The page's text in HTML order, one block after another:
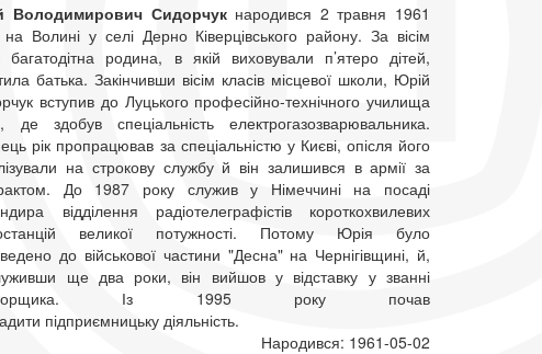
Володимирович Сидорчукнародився 2 травня 1961
на Волині у селі Дерно Ківерцівського району. За вісім
багатодітна родина, в якій виховували п’ятеро дітей,
батька. Закінчивши вісім класів місцевої школи, Юрій
вступив до Луцького професійно-технічного училища
здобув спеціальність електрогазозварювальника.
рік пропрацював за спеціальністю у Києві, опісля його
на строкову службу й він залишився в армії за
До 1987 року служив у Німеччині на посаді
відділення радіотелеграфістів короткохвилевих
великої потужності. Потому Юрія було
до військової частини "Десна" на Чернігівщині, й,
ще два роки, він вийшов у відставку у званні
Із 1995 року почав
підприємницьку діяльність.
Народився: 1961-05-02